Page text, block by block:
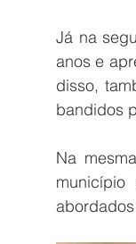
Já na
anos e
disso,
bandidos
Na